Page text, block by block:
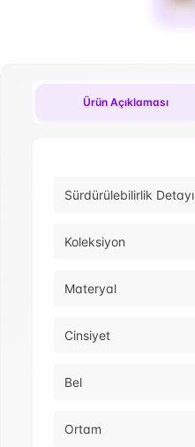
Ürün Açıklaması
Sürdürülebilirlik Detayı
Koleksiyon
Materyal
Cinsiyet
Bel
Ortam